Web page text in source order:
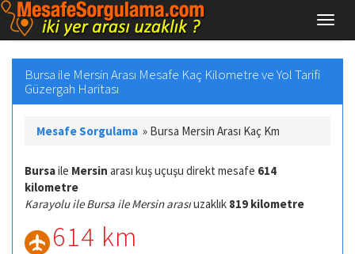
Bursa ile Mersin Arası Mesafe Kaç Kilometre ve Yol Tarifi
Güzergah Haritası
Mesafe Sorgulama » Bursa Mersin Arası Kaç Km
Bursaile Mersin arası kuş uçuşu direkt mesafe 614
kilometre
Karayolu ile Bursa ile Mersin arasıuzaklık 819 kilometre
614 km